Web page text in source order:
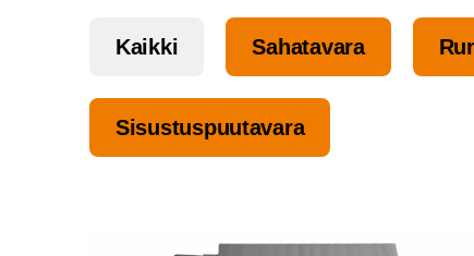
Kaik­ki Saha­ta­va­ra
Sisus­tus­puu­ta­va­ra